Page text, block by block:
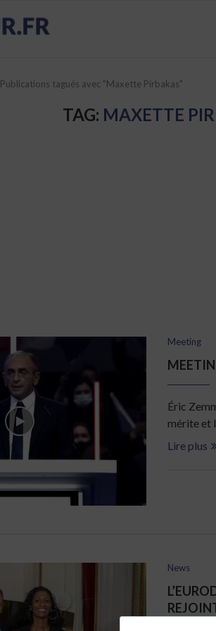
Publications tagués avec "Maxette Pirbakas"
TAG: MAXETTE
Meeting
Éric
mérite et
Lire plus
News